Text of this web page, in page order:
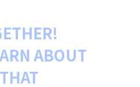
ABOUT